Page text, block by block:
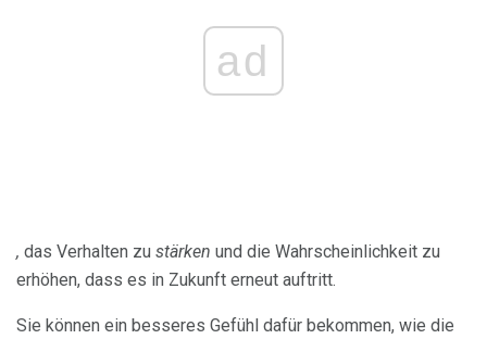
ad
, das Verhalten zu stärken und die Wahrscheinlichkeit zu
erhöhen, dass es in Zukunft erneut auftritt.
Sie können ein besseres Gefühl dafür bekommen, wie die